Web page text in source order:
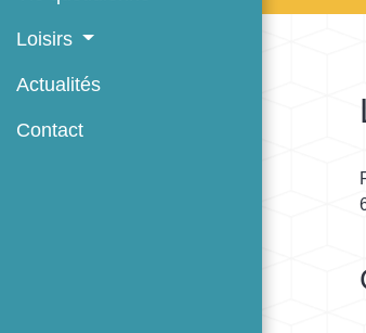
Loisirs
Actualités
Contact